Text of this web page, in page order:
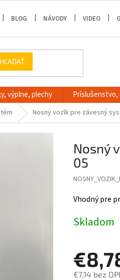
BLOG NÁVODY VIDEO
HĽADAŤ
výplne, plechy Príslušenstvo,
Nosný vozík pre závesný
Nosný
05
Vhodný pre
Skladom
€7,14 bez